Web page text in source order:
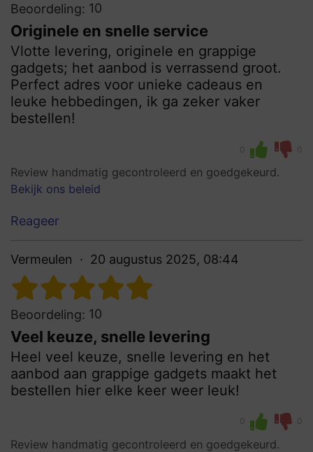
Beoordeling: 10
Originele en snelle service
Vlotte levering, originele en grappige
gadgets; het aanbod is verrassend groot.
Perfect adres voor unieke cadeaus en
leuke hebbedingen, ik ga zeker vaker
bestellen!
0 0
Review handmatig gecontroleerd en goedgekeurd.
Bekijk ons beleid
Reageer
Vermeulen 20 augustus 2025, 08:44
Beoordeling: 10
Veel keuze, snelle levering
Heel veel keuze, snelle levering en het
aanbod aan grappige gadgets maakt het
bestellen hier elke keer weer leuk!
0 0
Review handmatig gecontroleerd en goedgekeurd.